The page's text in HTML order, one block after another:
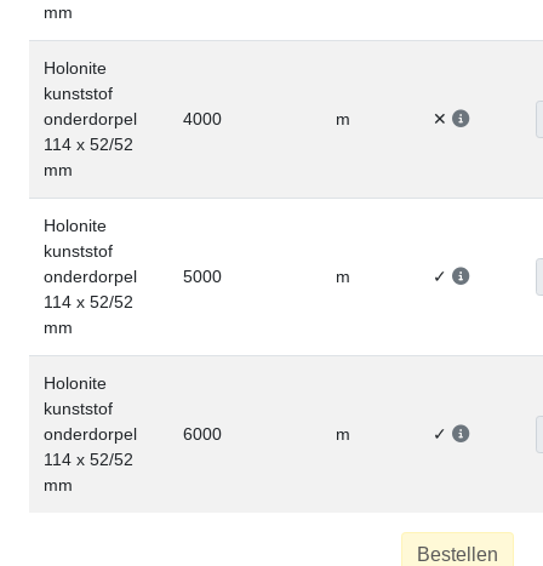
mm
Holonite
kunststof
onderdorpel
114 x 52/52
mm
4000 m ✕
Holonite
kunststof
onderdorpel
114 x 52/52
mm
5000 m ✓
Holonite
kunststof
onderdorpel
114 x 52/52
mm
6000 m ✓
Bestellen